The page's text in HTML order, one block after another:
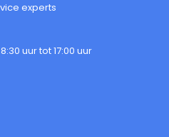
experts
uur tot 17:00 uur